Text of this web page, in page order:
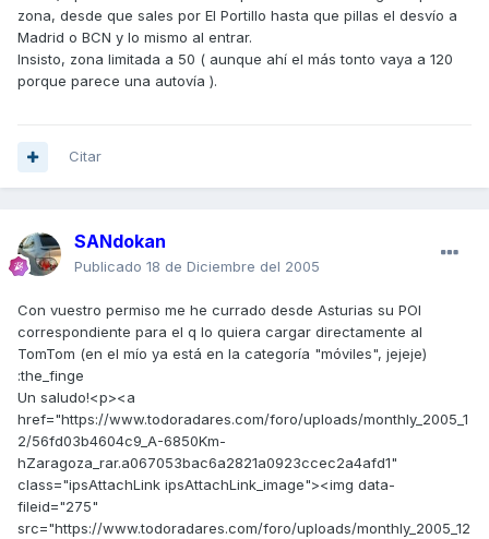
zona, desde que sales por El Portillo hasta que pillas el desvío a
Madrid o BCN y lo mismo al entrar.
Insisto, zona limitada a 50 ( aunque ahí el más tonto vaya a 120
porque parece una autovía ).
Citar
SANdokan
Publicado 18 de Diciembre del 2005
Con vuestro permiso me he currado desde Asturias su POI
correspondiente para el q lo quiera cargar directamente al
TomTom (en el mío ya está en la categoría "móviles", jejeje)
:the_finge
Un saludo!<p><a
href="https://www.todoradares.com/foro/uploads/monthly_2005_1
2/56fd03b4604c9_A-6850Km-
hZaragoza_rar.a067053bac6a2821a0923ccec2a4afd1"
class="ipsAttachLink ipsAttachLink_image"><img data-
fileid="275"
src="https://www.todoradares.com/foro/uploads/monthly_2005_12